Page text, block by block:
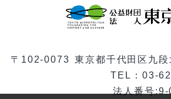
〒102-0073 東京都千代田区九
TEL：03-
法人番号